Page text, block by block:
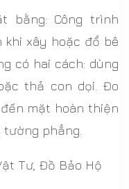
bằng: Công trình
xây hoặc đổ bê
có hai cách: dùng
thả con dọi. Đo
mặt hoàn thiện
phẳng.
Tư, Đồ Bảo Hộ